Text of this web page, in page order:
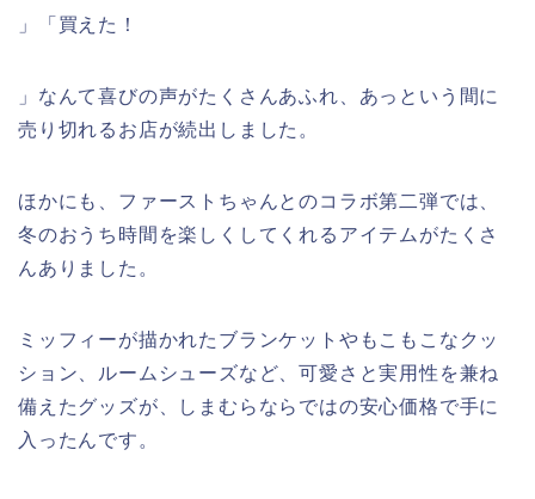
」「買えた！
」なんて喜びの声がたくさんあふれ、あっという間に
売り切れるお店が続出しました。
ほかにも、ファーストちゃんとのコラボ第二弾では、
冬のおうち時間を楽しくしてくれるアイテムがたくさ
んありました。
ミッフィーが描かれたブランケットやもこもこなクッ
ション、ルームシューズなど、可愛さと実用性を兼ね
備えたグッズが、しまむらならではの安心価格で手に
入ったんです。